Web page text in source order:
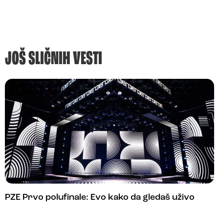
JOŠ SLIČNIH VESTI
PZE Prvo polufinale: Evo kako da gledaš uživo